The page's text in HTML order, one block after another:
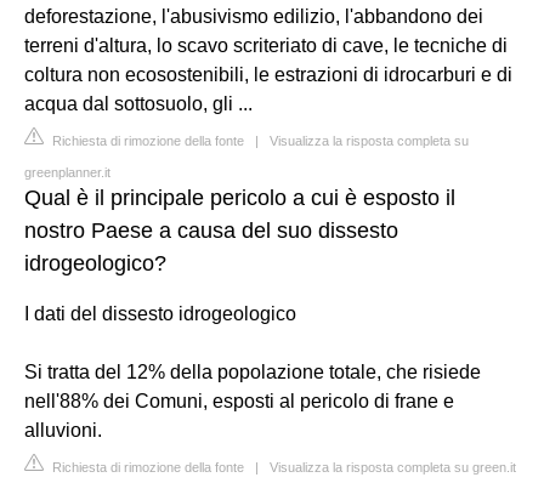
deforestazione, l'abusivismo edilizio, l'abbandono dei
terreni d'altura, lo scavo scriteriato di cave, le tecniche di
coltura non ecosostenibili, le estrazioni di idrocarburi e di
acqua dal sottosuolo, gli ...
Richiesta di rimozione della fonte | Visualizza la risposta completa su
greenplanner.it
Qual è il principale pericolo a cui è esposto il
nostro Paese a causa del suo dissesto
idrogeologico?
I dati del dissesto idrogeologico
Si tratta del 12% della popolazione totale, che risiede
nell'88% dei Comuni, esposti al pericolo di frane e
alluvioni.
Richiesta di rimozione della fonte | Visualizza la risposta completa su green.it